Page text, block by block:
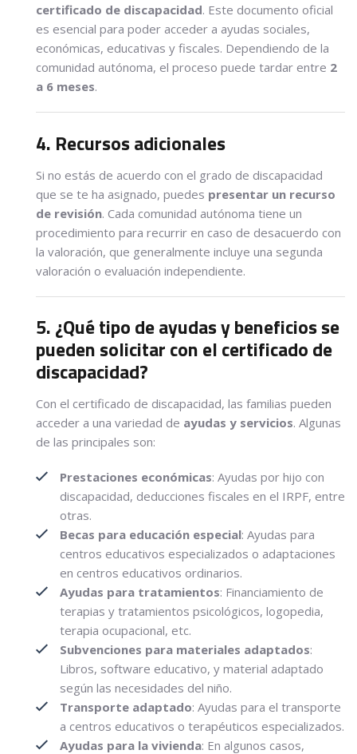
certificado de discapacidad. Este documento oficial
es esencial para poder acceder a ayudas sociales,
económicas, educativas y fiscales. Dependiendo de la
comunidad autónoma, el proceso puede tardar entre 2
a 6 meses.
4. Recursos adicionales
Si no estás de acuerdo con el grado de discapacidad
que se te ha asignado, puedes presentar un recurso
de revisión. Cada comunidad autónoma tiene un
procedimiento para recurrir en caso de desacuerdo con
la valoración, que generalmente incluye una segunda
valoración o evaluación independiente.
5. ¿Qué tipo de ayudas y beneficios se
pueden solicitar con el certificado de
discapacidad?
Con el certificado de discapacidad, las familias pueden
acceder a una variedad de ayudas y servicios. Algunas
de las principales son:
Prestaciones económicas: Ayudas por hijo con
discapacidad, deducciones fiscales en el IRPF, entre
otras.
Becas para educación especial: Ayudas para
centros educativos especializados o adaptaciones
en centros educativos ordinarios.
Ayudas para tratamientos: Financiamiento de
terapias y tratamientos psicológicos, logopedia,
terapia ocupacional, etc.
Subvenciones para materiales adaptados:
Libros, software educativo, y material adaptado
según las necesidades del niño.
Transporte adaptado: Ayudas para el transporte
a centros educativos o terapéuticos especializados.
Ayudas para la vivienda: En algunos casos,